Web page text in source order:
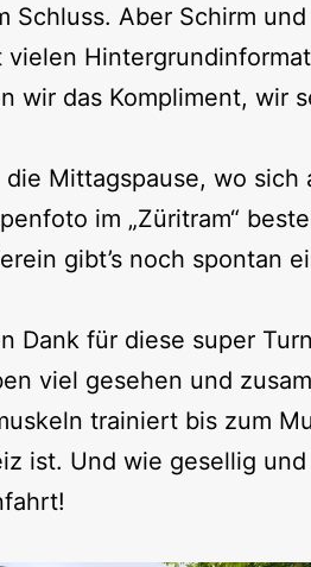
Schluss. Aber Schirm
wir das Kompliment, wir
Mittagspause, wo
im „Züritram“
gibt’s noch spontan
Dank für diese super
viel gesehen und
trainiert bis zum
ist. Und wie gesellig